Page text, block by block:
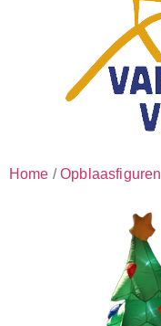
Home /Opblaasfiguren